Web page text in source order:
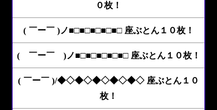
０枚！
( ￣ー￣ )ノ■□■□■□■□■□ 座ぶとん１０枚！
( ￣ー￣ )ノ■□■□■□■□■□ 座ぶとん１０枚！
( ￣ー￣ )/◆◇◆◇◆◇◆◇◆◇ 座ぶとん１０
枚！